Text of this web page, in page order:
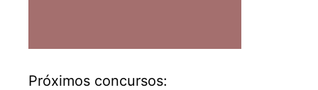
Próximos concursos: